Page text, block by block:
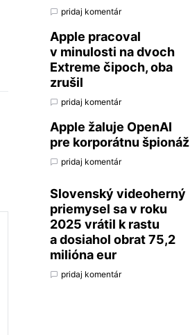
pridaj komentár
Apple pracoval
v minulosti na dvoch
Extreme čipoch, oba
zrušil
pridaj komentár
Apple žaluje OpenAI
pre korporátnu špionáž
pridaj komentár
Slovenský videoherný
priemysel sa v roku
2025 vrátil k rastu
a dosiahol obrat 75,2
milióna eur
pridaj komentár